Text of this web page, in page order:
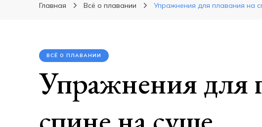
Главная Всё о плавании Упражнения для плавания на
ВСЁ О ПЛАВАНИИ
Упражнения для